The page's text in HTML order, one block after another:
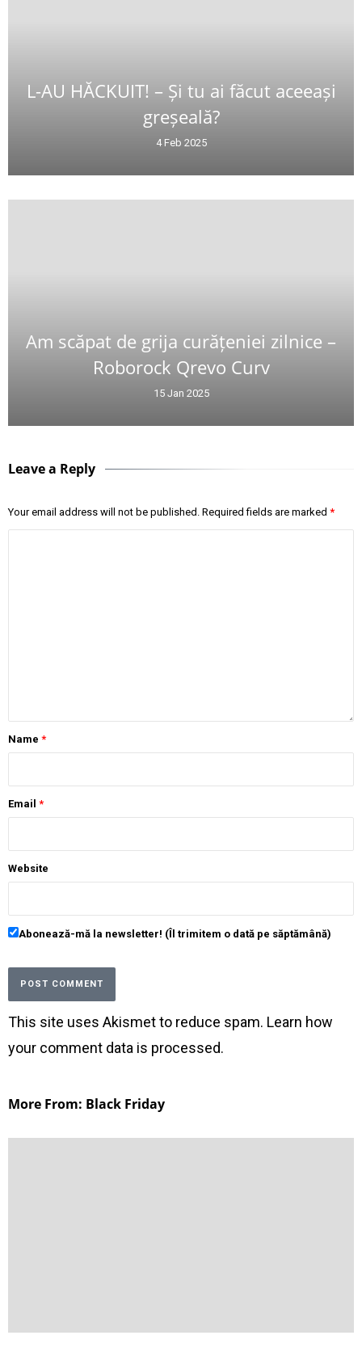
L-AU HĂCKUIT! – Și tu ai făcut aceeași
greșeală?
4 Feb 2025
Am scăpat de grija curățeniei zilnice –
Roborock Qrevo Curv
15 Jan 2025
Leave a Reply
Your email address will not be published. Required fields are marked *
Name *
Email *
Website
Abonează-mă la newsletter! (Îl trimitem o dată pe săptămână)
This site uses Akismet to reduce spam. Learn how
your comment data is processed.
More From: Black Friday